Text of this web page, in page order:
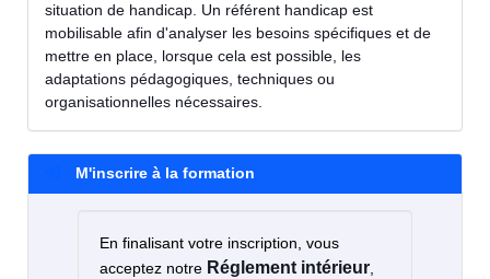
situation de handicap. Un référent handicap est
mobilisable afin d'analyser les besoins spécifiques et de
mettre en place, lorsque cela est possible, les
adaptations pédagogiques, techniques ou
organisationnelles nécessaires.
M'inscrire à la formation
En finalisant votre inscription, vous
acceptez notre Réglement intérieur,